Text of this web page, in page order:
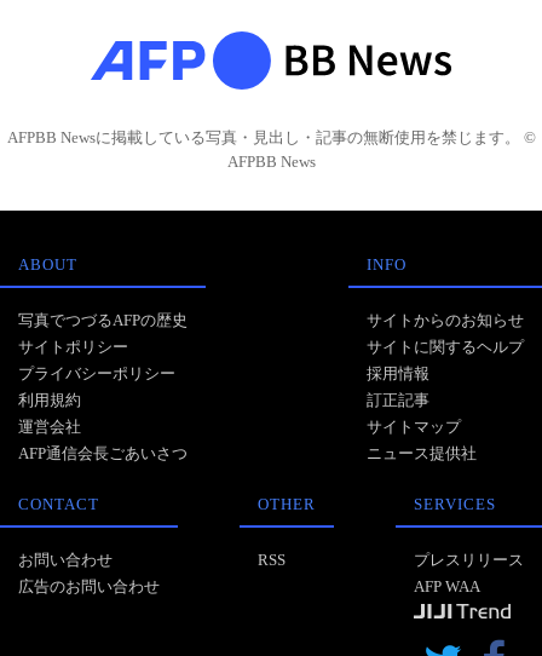
AFPBB Newsに掲載している写真・見出し・記事の無断使用を禁じます。 ©
AFPBB News
ABOUT
写真でつづるAFPの歴史
サイトポリシー
プライバシーポリシー
利用規約
運営会社
AFP通信会長ごあいさつ
INFO
サイトからのお知らせ
サイトに関するヘルプ
採用情報
訂正記事
サイトマップ
ニュース提供社
CONTACT
お問い合わせ
広告のお問い合わせ
OTHER
RSS
SERVICES
プレスリリース
AFP WAA